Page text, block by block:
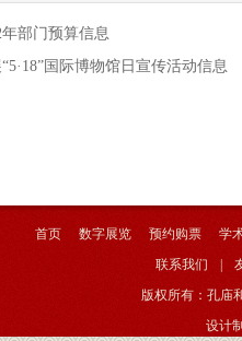
部门预算信息
国际博物馆日宣传活动信息
首页 数字展览 预约购票
学
联系我们
版权所有：孔庙
设计